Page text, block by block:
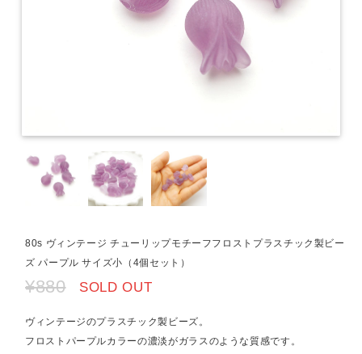
80s ヴィンテージ チューリップモチーフフロストプラスチック製ビー
ズ パープル サイズ小（4個セット）
¥880 SOLD OUT
ヴィンテージのプラスチック製ビーズ。
フロストパープルカラーの濃淡がガラスのような質感です。